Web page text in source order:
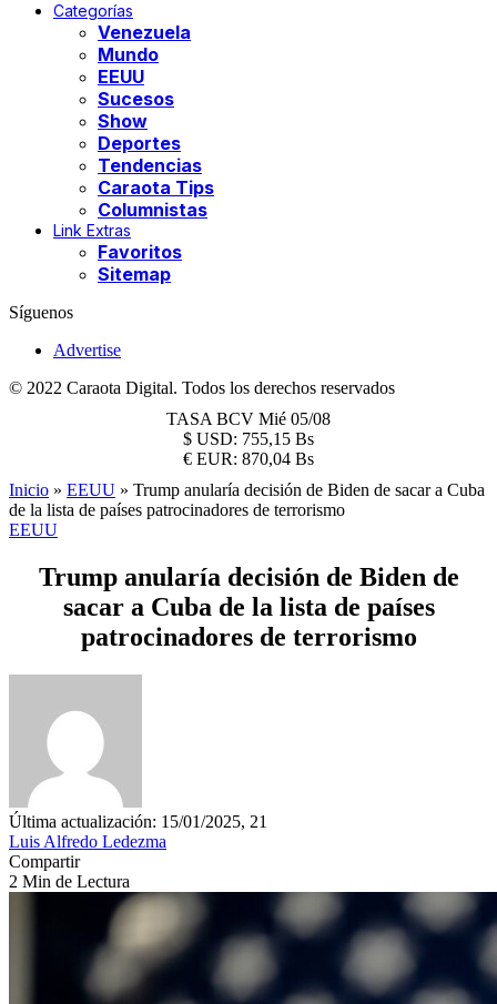
Categorías
Venezuela
Mundo
EEUU
Sucesos
Show
Deportes
Tendencias
Caraota Tips
Columnistas
Link Extras
Favoritos
Sitemap
Síguenos
Advertise
© 2022 Caraota Digital. Todos los derechos reservados
TASA BCV Mié 05/08
$ USD: 755,15 Bs
€ EUR: 870,04 Bs
Inicio » EEUU » Trump anularía decisión de Biden de sacar a Cuba
de la lista de países patrocinadores de terrorismo
EEUU
Trump anularía decisión de Biden de
sacar a Cuba de la lista de países
patrocinadores de terrorismo
Última actualización: 15/01/2025, 21
Luis Alfredo Ledezma
Compartir
2 Min de Lectura